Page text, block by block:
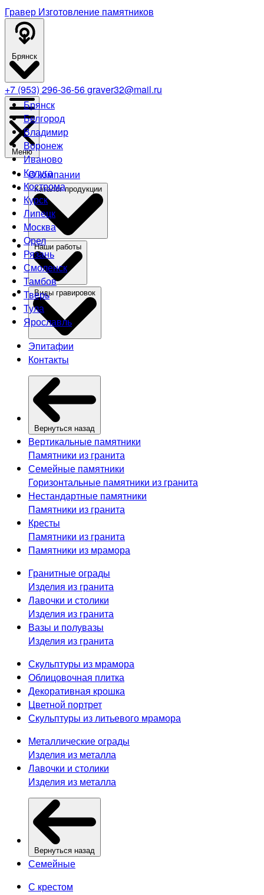
Гравер Изготовление памятников
Брянск
Брянск
Белгород
Владимир
Воронеж
Иваново
Калуга
Кострома
Курск
Липецк
Москва
Орел
Рязань
Смоленск
Тамбов
Тверь
Тула
Ярославль
+7 (953) 296-36-56graver32@mail.ru
Меню
О компании
Эпитафии
Контакты
Вернуться назад
Вертикальные памятники
Памятники из гранита
Семейные памятники
Горизонтальные памятники из гранита
Нестандартные памятники
Памятники из гранита
Кресты
Памятники из гранита
Памятники из мрамора
Гранитные ограды
Изделия из гранита
Лавочки и столики
Изделия из гранита
Вазы и полувазы
Изделия из гранита
Скульптуры из мрамора
Облицовочная плитка
Декоративная крошка
Цветной портрет
Скульптуры из литьевого мрамора
Металлические ограды
Изделия из металла
Лавочки и столики
Изделия из металла
Вернуться назад
Семейные
С крестом